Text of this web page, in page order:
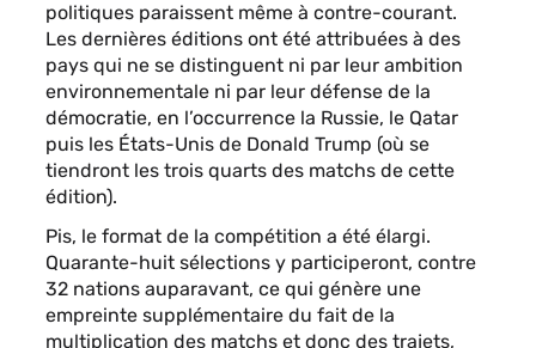
politiques paraissent même à contre-courant.
Les dernières éditions ont été attribuées à des
pays qui ne se distinguent ni par leur ambition
environnementale ni par leur défense de la
démocratie, en l’occurrence la Russie, le Qatar
puis les États-Unis de Donald Trump (où se
tiendront les trois quarts des matchs de cette
édition).
Pis, le format de la compétition a été élargi.
Quarante-huit sélections y participeront, contre
32 nations auparavant, ce qui génère une
empreinte supplémentaire du fait de la
multiplication des matchs et donc des trajets,